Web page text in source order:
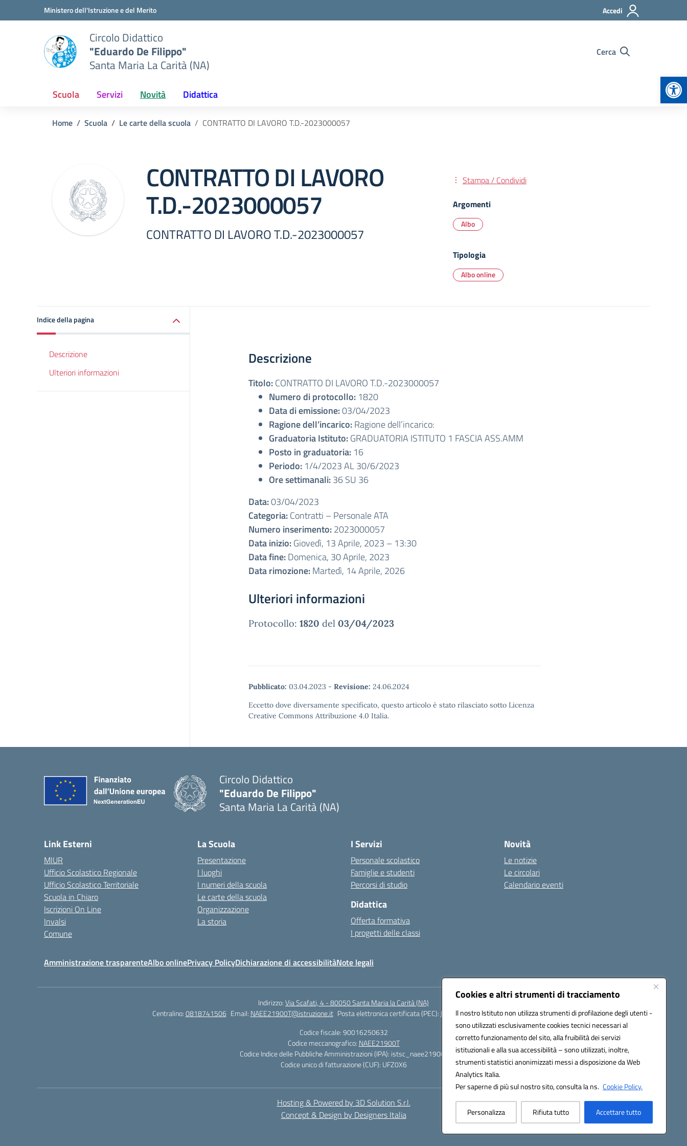
Cookies e altri strumenti di tracciamento
Il nostro Istituto non utilizza strumenti di profilazione degli utenti -
sono utilizzati esclusivamente cookies tecnici necessari al
corretto funzionamento del sito, alla fruibilità dei servizi
istituzionali e alla sua accessibilità – sono utilizzati, inoltre,
strumenti statistici anonimizzati messi a disposizione da Web
Analytics Italia.
Per saperne di più sul nostro sito, consulta la ns. Cookie Policy.
Personalizza Rifiuta tutto Accettare tutto
Vai ai contenuti
Vai al menu di navigazioneMinistero dell'Istruzione e del Merito Accedi
Circolo Didattico
"Eduardo De Filippo"
Santa Maria La Carità (NA)
Cerca
Scuola Servizi Novità Didattica
Home Scuola Le carte della scuola CONTRATTO DI LAVORO T.D.-2023000057
CONTRATTO DI LAVORO
T.D.-2023000057
CONTRATTO DI LAVORO T.D.-2023000057
Stampa / Condividi
Argomenti
Albo
Tipologia
Albo online
Indice della pagina
Descrizione
Ulteriori informazioni
Descrizione
Titolo:CONTRATTO DI LAVORO T.D.-2023000057
Numero di protocollo: 1820
Data di emissione:03/04/2023
Ragione dell’incarico:Ragione dell’incarico:
Graduatoria Istituto:GRADUATORIA ISTITUTO 1 FASCIA ASS.AMM
Posto in graduatoria: 16
Periodo: 1/4/2023 AL 30/6/2023
Ore settimanali:36 SU 36
Data:03/04/2023
Categoria:Contratti – Personale ATA
Numero inserimento:2023000057
Data inizio:Giovedì, 13 Aprile, 2023 – 13:30
Data fine:Domenica, 30 Aprile, 2023
Data rimozione:Martedì, 14 Aprile, 2026
Ulteriori informazioni
Protocollo: 1820 del 03/04/2023
Pubblicato: 03.04.2023 - Revisione: 24.06.2024
Eccetto dove diversamente specificato, questo articolo è stato rilasciato sotto Licenza
Creative Commons Attribuzione 4.0 Italia.
Circolo Didattico
"Eduardo De Filippo"
Santa Maria La Carità (NA)
Link Esterni
MIUR
Ufficio Scolastico Regionale
Ufficio Scolastico Territoriale
Scuola in Chiaro
Iscrizioni On Line
Invalsi
Comune
La Scuola
Presentazione
I luoghi
I numeri della scuola
Le carte della scuola
Organizzazione
La storia
I Servizi
Personale scolastico
Famiglie e studenti
Percorsi di studio
Didattica
Offerta formativa
I progetti delle classi
Novità
Le notizie
Le circolari
Calendario eventi
Amministrazione trasparenteAlbo onlinePrivacy PolicyDichiarazione di accessibilitàNote legali
Indirizzo:Via Scafati, 4 - 80050 Santa Maria la Carità (NA)
Centralino:0818741506 Email: NAEE21900T@istruzione.it Posta elettronica certificata (PEC): NAEE21900T@pec.istruzione.it
Codice fiscale: 90016250632
Codice meccanografico: NAEE21900T
Codice Indice delle Pubbliche Amministrazioni (IPA): istsc_naee21900t
Codice unico di fatturazione (CUF): UFZ0X6
Hosting & Powered by 3D Solution S.r.l.
Concept & Design by Designers Italia